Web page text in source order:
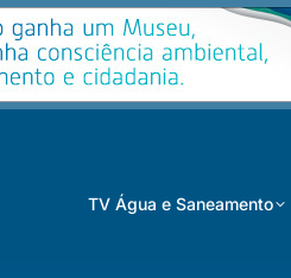
TV Água e Saneamento